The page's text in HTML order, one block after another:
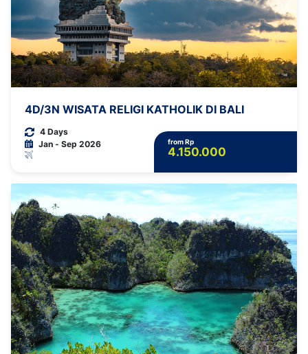
4D/3N WISATA RELIGI KATHOLIK DI BALI
4 Days
Jan - Sep 2026
from Rp
4.150.000